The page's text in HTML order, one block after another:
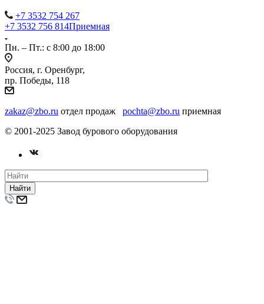
+7 3532 754 267
+7 3532 756 814Приемная
Пн. – Пт.: с 8:00 до 18:00
Россия, г. Оренбург,
пр. Победы, 118
zakaz@zbo.ru отдел продаж pochta@zbo.ru приемная
© 2001-2025 Завод бурового оборудования
Найти